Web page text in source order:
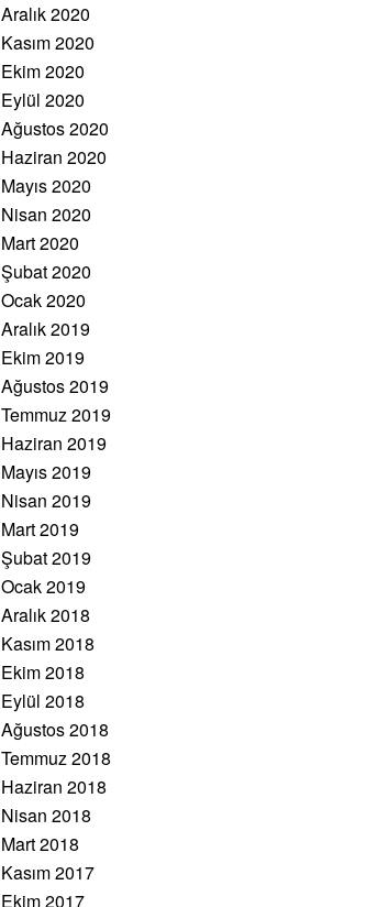
Aralık 2020
Kasım 2020
Ekim 2020
Eylül 2020
Ağustos 2020
Haziran 2020
Mayıs 2020
Nisan 2020
Mart 2020
Şubat 2020
Ocak 2020
Aralık 2019
Ekim 2019
Ağustos 2019
Temmuz 2019
Haziran 2019
Mayıs 2019
Nisan 2019
Mart 2019
Şubat 2019
Ocak 2019
Aralık 2018
Kasım 2018
Ekim 2018
Eylül 2018
Ağustos 2018
Temmuz 2018
Haziran 2018
Nisan 2018
Mart 2018
Kasım 2017
Ekim 2017